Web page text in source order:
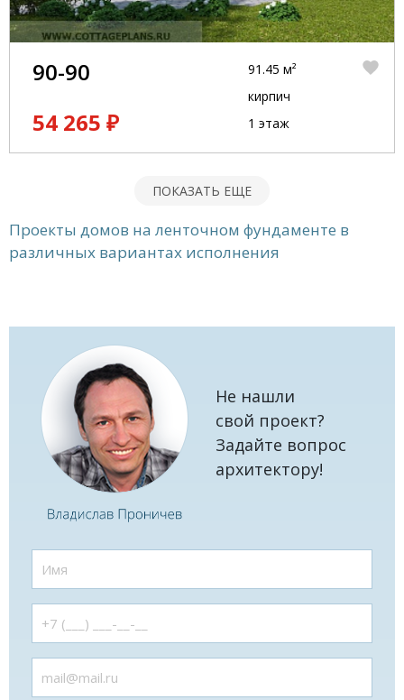
90-90
54 265 ₽
91.45 м²
кирпич
1 этаж
ПОКАЗАТЬ ЕЩЕ
Проекты домов на ленточном фундаменте в
различных вариантах исполнения
Не нашли
свой проект?
Задайте вопрос
архитектору!